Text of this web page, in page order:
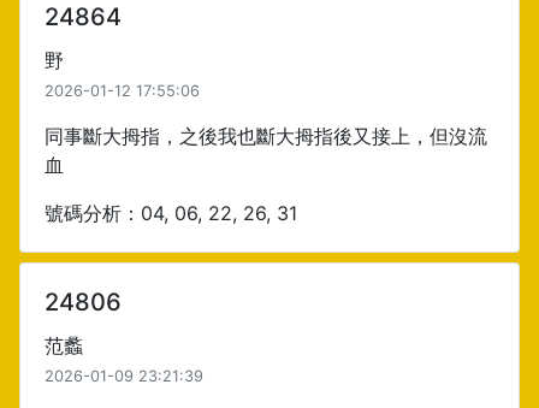
24864
野
2026-01-12 17:55:06
同事斷大拇指，之後我也斷大拇指後又接上，但沒流
血
號碼分析：04, 06, 22, 26, 31
24806
范蠡
2026-01-09 23:21:39